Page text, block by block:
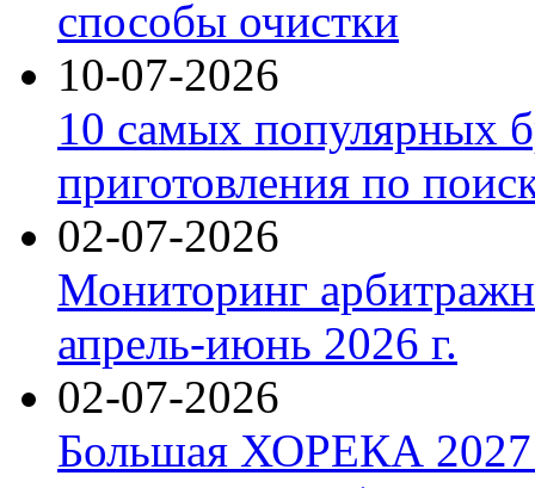
способы очистки
10-07-2026
10 самых популярных
приготовления по
02-07-2026
Мониторинг
апрель-июнь 2026 г.
02-07-2026
Большая ХОРЕКА 2027: